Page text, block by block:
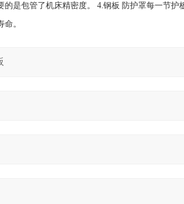
是包管了机床精密度。 4.钢板 防护罩每一节
命。